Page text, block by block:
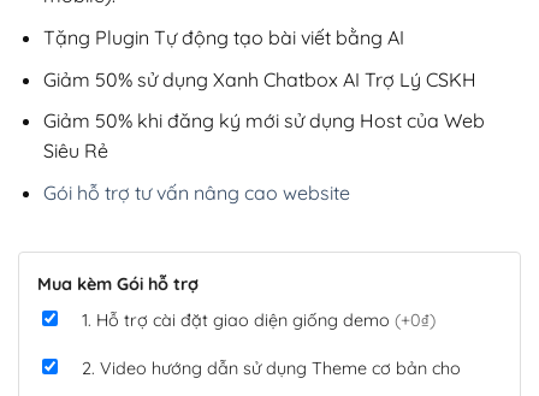
Tặng Plugin Tự động tạo bài viết bằng AI
Giảm 50% sử dụng Xanh Chatbox AI Trợ Lý CSKH
Giảm 50% khi đăng ký mới sử dụng Host của Web
Siêu Rẻ
Gói hỗ trợ tư vấn nâng cao website
Mua kèm Gói hỗ trợ
1. Hỗ trợ cài đặt giao diện giống demo (+0₫)
2. Video hướng dẫn sử dụng Theme cơ bản cho